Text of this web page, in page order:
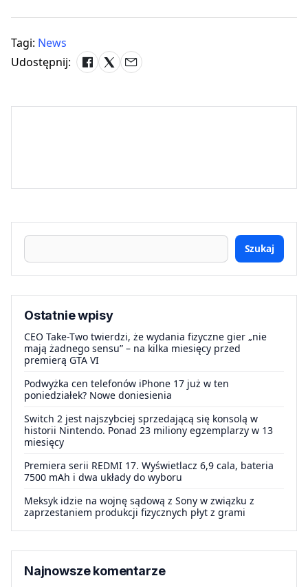
Tagi: News
Udostępnij:
Szukaj
Ostatnie wpisy
CEO Take-Two twierdzi, że wydania fizyczne gier „nie
mają żadnego sensu” – na kilka miesięcy przed
premierą GTA VI
Podwyżka cen telefonów iPhone 17 już w ten
poniedziałek? Nowe doniesienia
Switch 2 jest najszybciej sprzedającą się konsolą w
historii Nintendo. Ponad 23 miliony egzemplarzy w 13
miesięcy
Premiera serii REDMI 17. Wyświetlacz 6,9 cala, bateria
7500 mAh i dwa układy do wyboru
Meksyk idzie na wojnę sądową z Sony w związku z
zaprzestaniem produkcji fizycznych płyt z grami
Najnowsze komentarze